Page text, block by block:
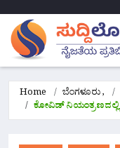
Home ಬೆಂಗಳೂರು,
ಕೋವಿಡ್ ನಿಯಂತ್ರಣದಲ್ಲಿ